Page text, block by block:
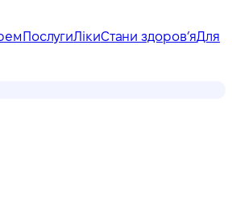
ПослугиЛікиСтани здоровʼяДля